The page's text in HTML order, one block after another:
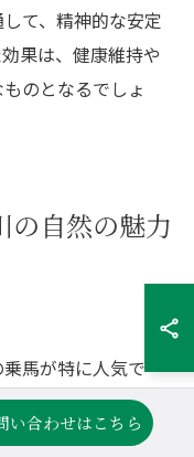
て、精神的な安定
果は、健康維持や
のとなるでしょ
の自然の魅力
馬が特に人気で
背に走ることで、
ごすことができま
い合わせはこちら